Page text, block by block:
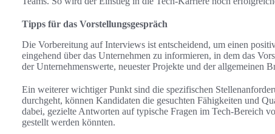
Tipps für das Vorstellungsgespräch
Die Vorbereitung auf Interviews ist entscheidend, um einen
eingehend über das Unternehmen zu informieren, in dem das
der Unternehmenswerte, neuester Projekte und der allgemeinen
Ein weiterer wichtiger Punkt sind die spezifischen
durchgeht, können Kandidaten die gesuchten Fähigkeiten und
dabei, gezielte Antworten auf typische Fragen im Tech-Bereich
gestellt werden könnten.